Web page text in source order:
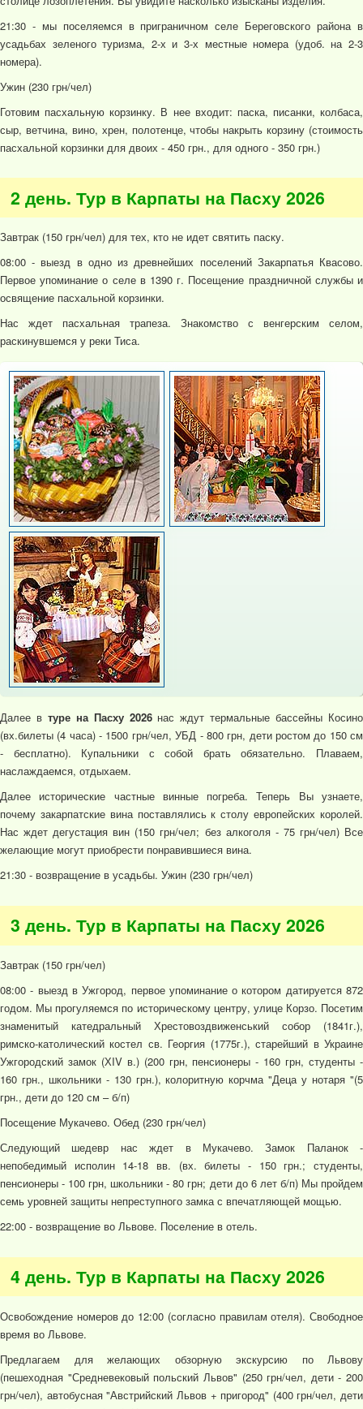
21:30 - мы поселяемся в приграничном селе Береговского района в
усадьбах зеленого туризма, 2-х и 3-х местные номера (удоб. на 2-3
номера).
Ужин (230 грн/чел)
Готовим пасхальную корзинку. В нее входит: паска, писанки, колбаса,
сыр, ветчина, вино, хрен, полотенце, чтобы накрыть корзину (стоимость
пасхальной корзинки для двоих - 450 грн., для одного - 350 грн.)
2 день. Тур в Карпаты на Пасху 2026
Завтрак (150 грн/чел) для тех, кто не идет святить паску.
08:00 - выезд в одно из древнейших поселений Закарпатья Квасово.
Первое упоминание о селе в 1390 г. Посещение праздничной службы и
освящение пасхальной корзинки.
Нас ждет пасхальная трапеза. Знакомство с венгерским селом,
раскинувшемся у реки Тиса.
Далее в туре на Пасху 2026нас ждут термальные бассейны Косино
(вх.билеты (4 часа) - 1500 грн/чел, УБД - 800 грн, дети ростом до 150 см
- бесплатно). Купальники с собой брать обязательно. Плаваем,
наслаждаемся, отдыхаем.
Далее исторические частные винные погреба. Теперь Вы узнаете,
почему закарпатские вина поставлялись к столу европейских королей.
Нас ждет дегустация вин (150 грн/чел; без алкоголя - 75 грн/чел) Все
желающие могут приобрести понравившиеся вина.
21:30 - возвращение в усадьбы. Ужин (230 грн/чел)
3 день. Тур в Карпаты на Пасху 2026
Завтрак (150 грн/чел)
08:00 - выезд в Ужгород, первое упоминание о котором датируется 872
годом. Мы прогуляемся по историческому центру, улице Корзо. Посетим
знаменитый катедральный Хрестовоздвиженський собор (1841г.),
римско-католический костел св. Георгия (1775г.), старейший в Украине
Ужгородский замок (ХIV в.) (200 грн, пенсионеры - 160 грн, студенты -
160 грн., школьники - 130 грн.), колоритную корчма "Деца у нотаря "(5
грн., дети до 120 см – б/п)
Посещение Мукачево. Обед (230 грн/чел)
Следующий шедевр нас ждет в Мукачево. Замок Паланок -
непобедимый исполин 14-18 вв. (вх. билеты - 150 грн.; студенты,
пенсионеры - 100 грн, школьники - 80 грн; дети до 6 лет б/п) Мы пройдем
семь уровней защиты непреступного замка с впечатляющей мощью.
22:00 - возвращение во Львове. Поселение в отель.
4 день. Тур в Карпаты на Пасху 2026
Освобождение номеров до 12:00 (согласно правилам отеля). Свободное
время во Львове.
Предлагаем для желающих обзорную экскурсию по Львову
(пешеходная "Средневековый польский Львов" (250 грн/чел, дети - 200
грн/чел), автобусная "Австрийский Львов + пригород" (400 грн/чел, дети